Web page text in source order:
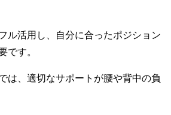
ル活用し、自分に合ったポジション
です。
は、適切なサポートが腰や背中の負